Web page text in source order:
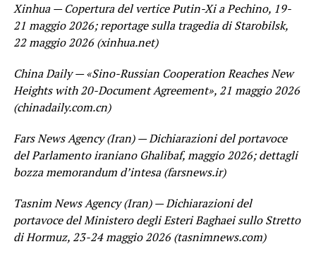
Xinhua — Copertura del vertice Putin-Xi a Pechino, 19-
21 maggio 2026; reportage sulla tragedia di Starobilsk,
22 maggio 2026 (xinhua.net)
China Daily — «Sino-Russian Cooperation Reaches New
Heights with 20-Document Agreement», 21 maggio 2026
(chinadaily.com.cn)
Fars News Agency (Iran) — Dichiarazioni del portavoce
del Parlamento iraniano Ghalibaf, maggio 2026; dettagli
bozza memorandum d’intesa (farsnews.ir)
Tasnim News Agency (Iran) — Dichiarazioni del
portavoce del Ministero degli Esteri Baghaei sullo Stretto
di Hormuz, 23-24 maggio 2026 (tasnimnews.com)